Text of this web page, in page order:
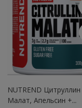
NUTREND Цитруллин
Малат, Апельсин +...